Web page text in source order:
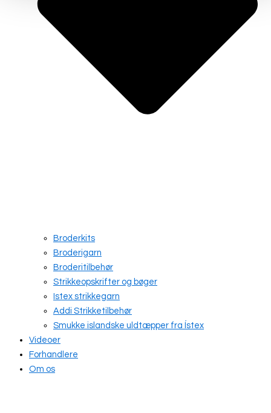
Broderkits
Broderigarn
Broderitilbehør
Strikkeopskrifter og bøger
Istex strikkegarn
Addi Strikketilbehør
Smukke islandske uldtæpper fra Ístex
Videoer
Forhandlere
Om os